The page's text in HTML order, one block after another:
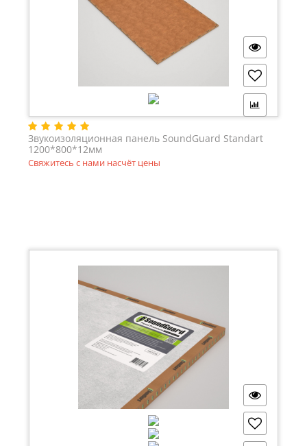
Звукоизоляционная панель SoundGuard Standart
1200*800*12мм
Свяжитесь с нами насчёт цены